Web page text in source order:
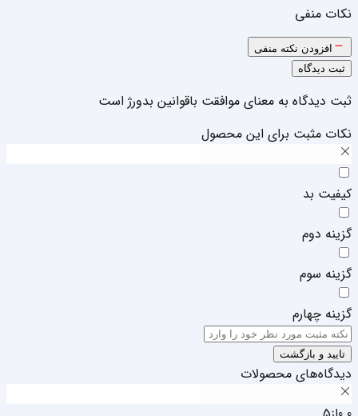
نکات منفی
افزودن نکته منفی
ثبت دیدگاه
ثبت دیدگاه به معنای موافقت باقوانین بدورژ است
نکات مثبت برای این محصول
کیفیت بد
گزینه دوم
گزینه سوم
گزینه چهارم
تایید و بازگشت
دیدگاه‌های محصولات